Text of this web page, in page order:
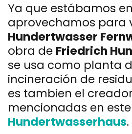
Ya que estábamos
aprovechamos para
Hundertwasser
obra de Friedrich
se usa como planta
incineración de
es tambien el
mencionadas en
Hundertwasserhaus.